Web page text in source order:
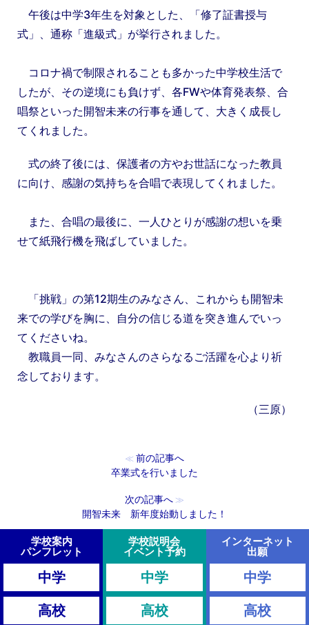
午後は中学3年生を対象とした、「修了証書授与
式」、通称「進級式」が挙行されました。
コロナ禍で制限されることも多かった中学校生活で
したが、その逆境にも負けず、各FWや体育発表祭、合
唱祭といった開智未来の行事を通して、大きく成長し
てくれました。
式の終了後には、保護者の方やお世話になった教員
に向け、感謝の気持ちを合唱で表現してくれました。
また、合唱の最後に、一人ひとりが感謝の想いを乗
せて紙飛行機を飛ばしていました。
「挑戦」の第12期生のみなさん、これからも開智未
来での学びを胸に、自分の信じる道を突き進んでいっ
てくださいね。
教職員一同、みなさんのさらなるご活躍を心より祈
念しております。
（三原）
≪ 前の記事へ
卒業式を行いました
次の記事へ ≫
開智未来 新年度始動しました！
学校案内
パンフレット
中学
高校
学校説明会
イベント予約
中学
高校
インターネット
出願
中学
高校